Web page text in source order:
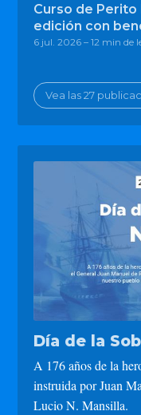
Curso de
edición con
6 jul. 2026 – 12 min de
Vea las 27
Día de la
A 176 años de la
instruida por Juan
Lucio N. Mansilla.